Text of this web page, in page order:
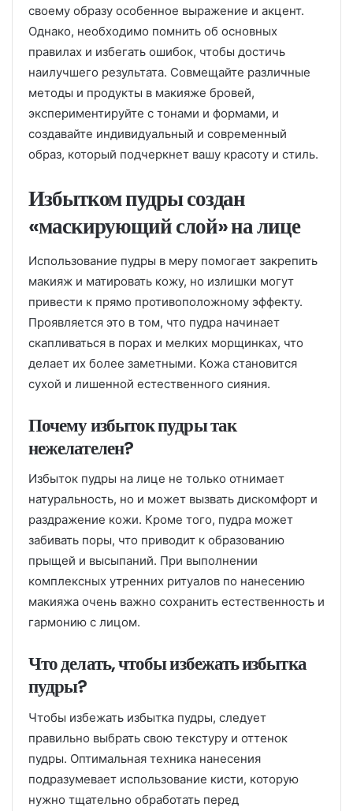
своему образу особенное выражение и акцент.
Однако, необходимо помнить об основных
правилах и избегать ошибок, чтобы достичь
наилучшего результата. Совмещайте различные
методы и продукты в макияже бровей,
экспериментируйте с тонами и формами, и
создавайте индивидуальный и современный
образ, который подчеркнет вашу красоту и стиль.
Избытком пудры создан
«маскирующий слой» на лице
Использование пудры в меру помогает закрепить
макияж и матировать кожу, но излишки могут
привести к прямо противоположному эффекту.
Проявляется это в том, что пудра начинает
скапливаться в порах и мелких морщинках, что
делает их более заметными. Кожа становится
сухой и лишенной естественного сияния.
Почему избыток пудры так
нежелателен?
Избыток пудры на лице не только отнимает
натуральность, но и может вызвать дискомфорт и
раздражение кожи. Кроме того, пудра может
забивать поры, что приводит к образованию
прыщей и высыпаний. При выполнении
комплексных утренних ритуалов по нанесению
макияжа очень важно сохранить естественность и
гармонию с лицом.
Что делать, чтобы избежать избытка
пудры?
Чтобы избежать избытка пудры, следует
правильно выбрать свою текстуру и оттенок
пудры. Оптимальная техника нанесения
подразумевает использование кисти, которую
нужно тщательно обработать перед